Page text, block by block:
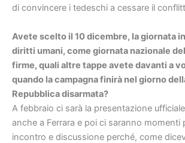
di convincere i tedeschi a cessare il
Avete scelto il 10 dicembre, la giornata
diritti umani, come giornata nazionale
firme, quali altre tappe avete davanti a
quando la campagna finirà nel giorno
Repubblica disarmata?
A febbraio ci sarà la presentazione
anche a Ferrara e poi ci saranno momenti
incontro e discussione perché, come